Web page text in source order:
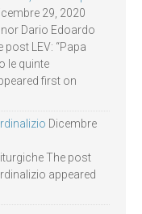
29, 2020
Dario Edoardo
LEV: “Papa
le quinte
first on
Dicembre
The post
appeared